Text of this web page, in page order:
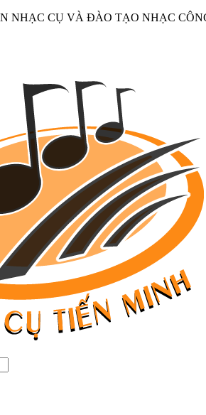
NHẠC CỤ VÀ ĐÀO TẠO NHẠC